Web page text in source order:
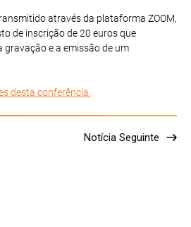
através da plataforma ZOOM,
de inscrição de 20 euros que
gravação e a emissão de um
desta conferência.
Notícia Seguinte